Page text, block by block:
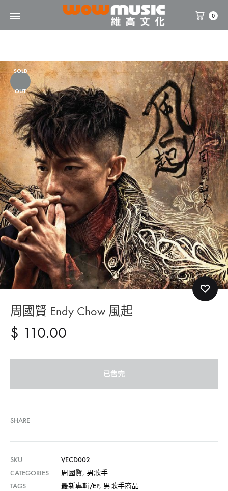
WOW
維
文
化
0
SOLD
OUT
周國賢 Endy Chow 風起
$ 110.00
已售完
SHARE
SKU
VECD002
CATEGORIES
周國賢, 男歌手
TAGS
最新專輯/EP, 男歌手商品